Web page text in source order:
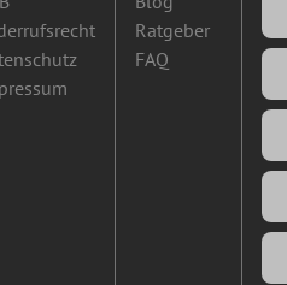
Ratgeber
FAQ